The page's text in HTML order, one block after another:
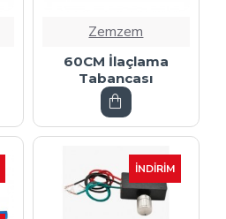
Zemzem
60CM İlaçlama
Tabancası
İNDIRIM